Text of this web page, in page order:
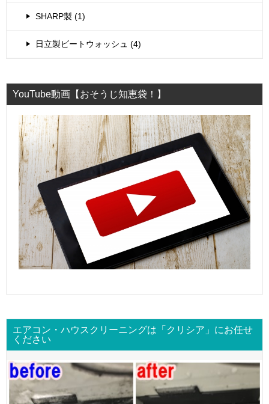
SHARP製 (1)
日立製ビートウォッシュ (4)
YouTube動画【おそうじ知恵袋！】
エアコン・ハウスクリーニングは「クリシア」にお任せ
ください